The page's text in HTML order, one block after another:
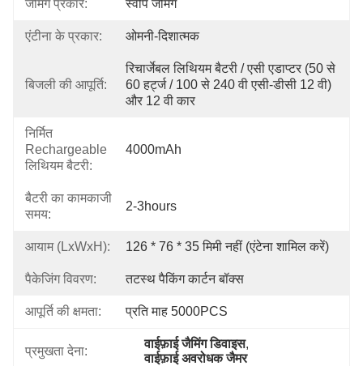
जैमिंग प्रकार: स्वीप जैमिंग
एंटीना के प्रकार: ओमनी-दिशात्मक
बिजली की आपूर्ति:
रिचार्जेबल लिथियम बैटरी / एसी एडाप्टर (50 से
60 हर्ट्ज / 100 से 240 वी एसी-डीसी 12 वी)
और 12 वी कार
निर्मित
Rechargeable
लिथियम बैटरी:
4000mAh
बैटरी का कामकाजी
समय:
2-3hours
आयाम (LxWxH): 126 * 76 * 35 मिमी नहीं (एंटेना शामिल करें)
पैकेजिंग विवरण: तटस्थ पैकिंग कार्टन बॉक्स
आपूर्ति की क्षमता: प्रति माह 5000PCS
प्रमुखता देना:
वाईफ़ाई जैमिंग डिवाइस,
वाईफ़ाई अवरोधक जैमर